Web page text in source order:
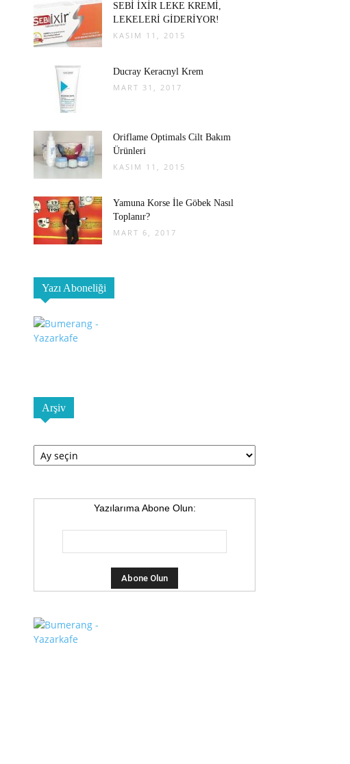
SEBİ İXİR LEKE KREMİ,
LEKELERİ GİDERİYOR!
KASIM 11, 2015
Ducray Keracnyl Krem
MART 31, 2017
Oriflame Optimals Cilt Bakım
Ürünleri
KASIM 11, 2015
Yamuna Korse İle Göbek Nasıl
Toplanır?
MART 6, 2017
Yazı Aboneliği
Arşiv
Arşiv
Yazılarıma Abone Olun: